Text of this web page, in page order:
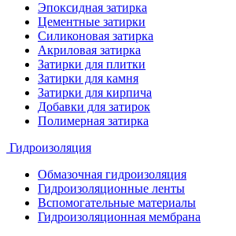
Эпоксидная затирка
Цементные затирки
Силиконовая затирка
Акриловая затирка
Затирки для плитки
Затирки для камня
Затирки для кирпича
Добавки для затирок
Полимерная затирка
Гидроизоляция
Обмазочная гидроизоляция
Гидроизоляционные ленты
Вспомогательные материалы
Гидроизоляционная мембрана